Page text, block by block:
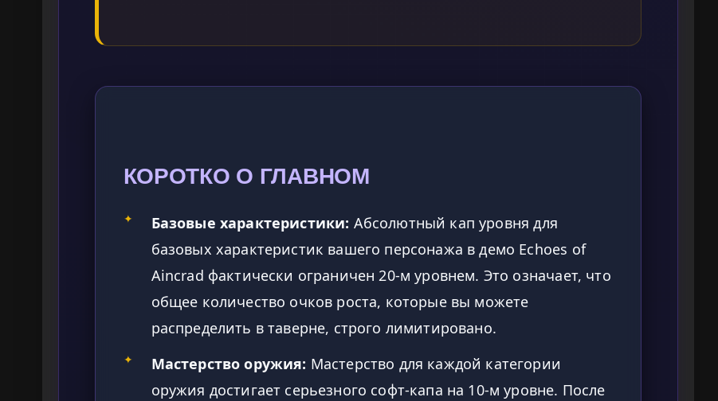
КОРОТКО О ГЛАВНОМ
✦ Базовые характеристики: Абсолютный кап уровня для
базовых характеристик вашего персонажа в демо Echoes of
Aincrad фактически ограничен 20-м уровнем. Это означает, что
общее количество очков роста, которые вы можете
распределить в таверне, строго лимитировано.
✦ Мастерство оружия: Мастерство для каждой категории
оружия достигает серьезного софт-капа на 10-м уровне. После